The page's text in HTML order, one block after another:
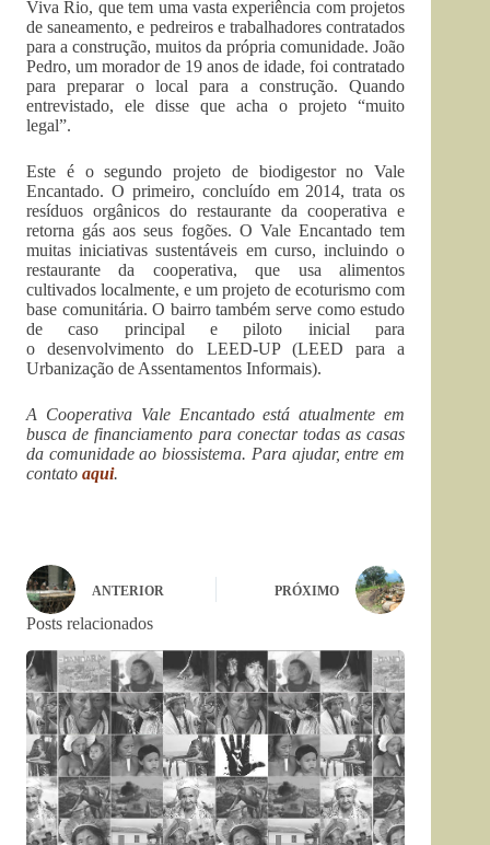
Viva Rio, que tem uma vasta experiência com projetos
de saneamento, e pedreiros e trabalhadores contratados
para a construção, muitos da própria comunidade. João
Pedro, um morador de 19 anos de idade, foi contratado
para preparar o local para a construção. Quando
entrevistado, ele disse que acha o projeto “muito
legal”.
Este é o segundo projeto de biodigestor no Vale
Encantado. O primeiro, concluído em 2014, trata os
resíduos orgânicos do restaurante da cooperativa e
retorna gás aos seus fogões. O Vale Encantado tem
muitas iniciativas sustentáveis em curso, incluindo o
restaurante da cooperativa, que usa alimentos
cultivados localmente, e um projeto de ecoturismo com
base comunitária. O bairro também serve como estudo
de caso principal e piloto inicial para
o desenvolvimento do LEED-UP (LEED para a
Urbanização de Assentamentos Informais).
A Cooperativa Vale Encantado está atualmente em
busca de financiamento para conectar todas as casas
da comunidade ao biossistema. Para ajudar, entre em
contato aqui.
ANTERIOR PRÓXIMO
Posts relacionados